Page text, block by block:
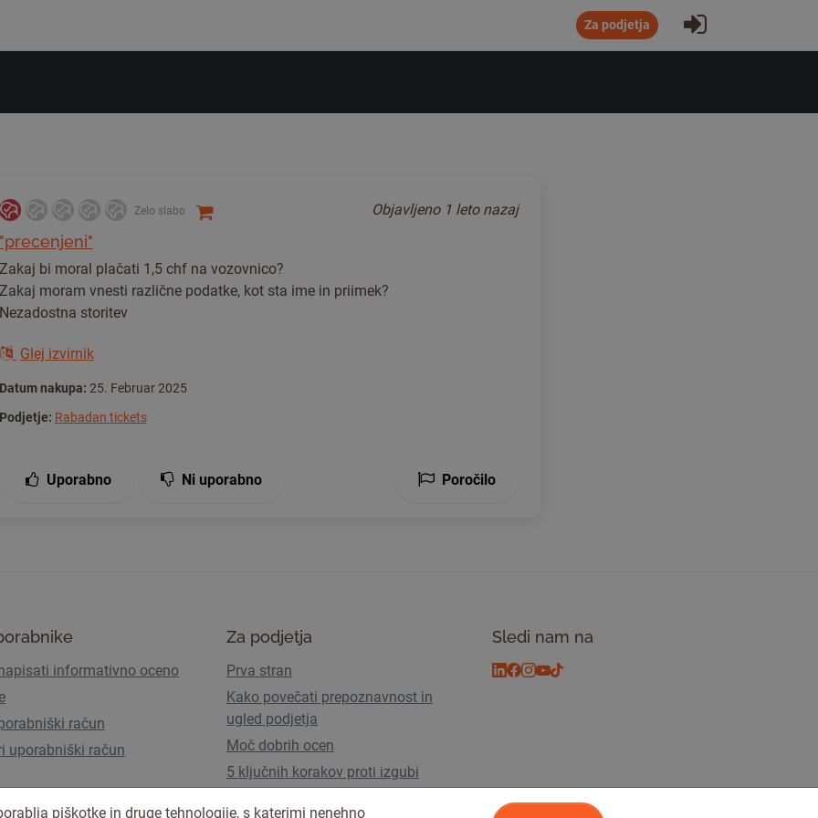
Za podjetja Prijavi se
Zelo slabo Objavljeno 1 leto nazaj
"precenjeni"
Zakaj bi moral plačati 1,5 chf na vozovnico?
Zakaj moram vnesti različne podatke, kot sta ime in priimek?
Nezadostna storitev
Glej izvirnik
Datum nakupa: 25. Februar 2025
Podjetje: Rabadan tickets
Uporabno Ni uporabno Poročilo
informativno oceno
račun
uporabniški račun
Za podjetja
Prva stran
Kako povečati prepoznavnost in
ugled podjetja
Moč dobrih ocen
5 ključnih korakov proti izgubi
prometa zaradi AI Overviews
Sledi nam na
piškotke in druge tehnologije, s katerimi nenehno